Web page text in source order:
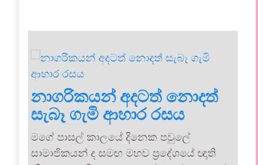
නාගරිකයන් අදටත් නොදත්
සැබෑ ගැමි ආහාර රසය
මගේ පාසල් කාලයේ දිනෙක පවුලේ
සාමාජිකයන් ද සමඟ මහව ප්‍රදේශයේ ඥාති